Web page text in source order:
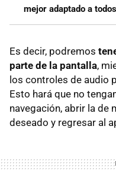
mejor adaptado a
Es decir, podremos
parte de la pantalla,
los controles de audio
Esto hará que no
navegación, abrir la de
deseado y regresar al